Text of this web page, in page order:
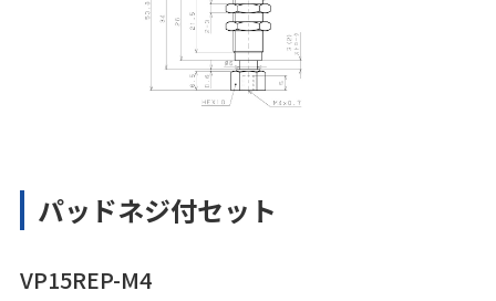
パッドネジ付セット
VP15REP-M4